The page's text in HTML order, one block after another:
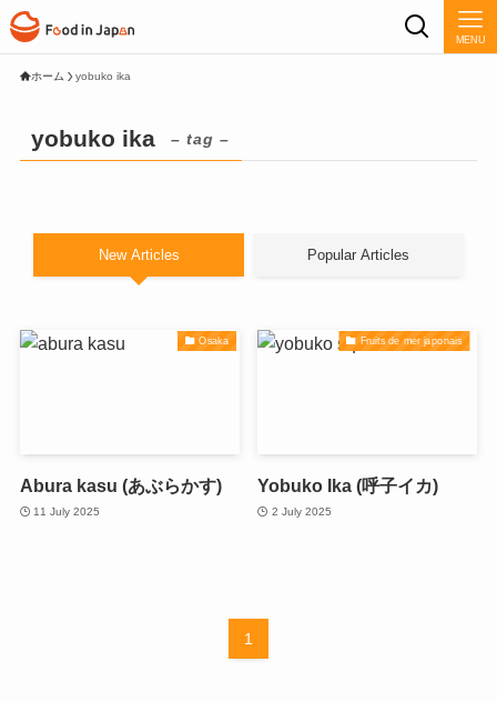
MENU
ホーム yobuko ika
yobuko ika – tag –
New Articles Popular Articles
Osaka
Abura kasu (あぶらかす)
11 July 2025
Fruits de mer japonais
Yobuko Ika (呼子イカ)
2 July 2025
1